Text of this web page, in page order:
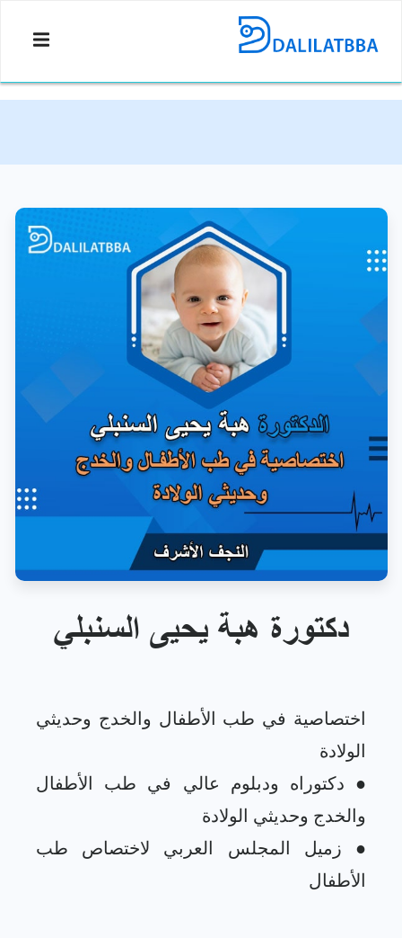
دكتورة هبة يحيى السنبلي
اختصاصية في طب الأطفال والخدج وحديثي
● دكتوراه ودبلوم عالي في طب الأطفال
● زميل المجلس العربي لاختصاص طب